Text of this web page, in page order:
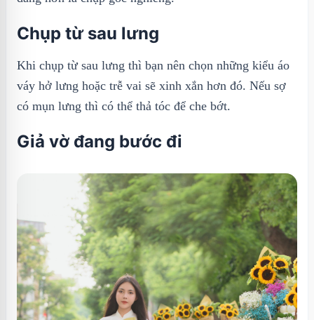
Chụp từ sau lưng
Khi chụp từ sau lưng thì bạn nên chọn những kiểu áo
váy hở lưng hoặc trễ vai sẽ xinh xắn hơn đó. Nếu sợ
có mụn lưng thì có thể thả tóc để che bớt.
Giả vờ đang bước đi